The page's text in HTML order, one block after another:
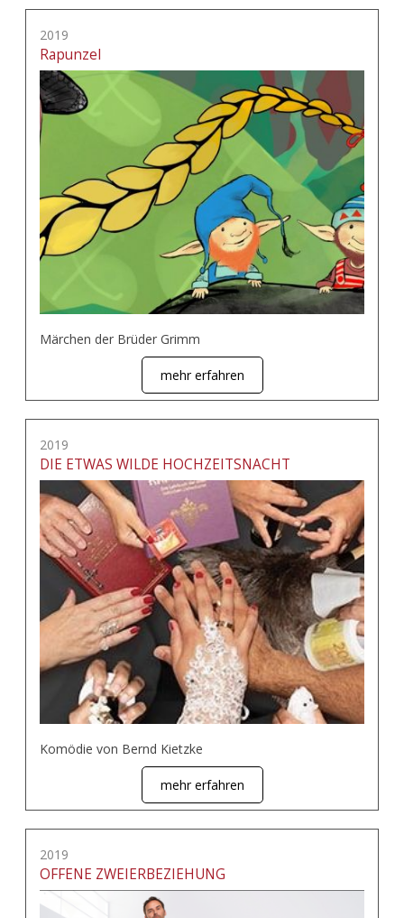
2019
Rapunzel
Märchen der Brüder Grimm
mehr erfahren
2019
DIE ETWAS WILDE HOCHZEITSNACHT
Komödie von Bernd Kietzke
mehr erfahren
2019
OFFENE ZWEIERBEZIEHUNG